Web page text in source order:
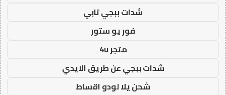
شدات ببجي تابي
فور يو ستور
متجر 4u
شدات ببجي عن طريق الايدي
شحن يلا لودو اقساط